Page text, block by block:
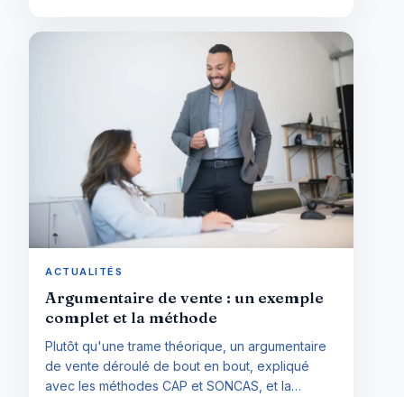
ACTUALITÉS
Argumentaire de vente : un exemple
complet et la méthode
Plutôt qu'une trame théorique, un argumentaire
de vente déroulé de bout en bout, expliqué
avec les méthodes CAP et SONCAS, et la